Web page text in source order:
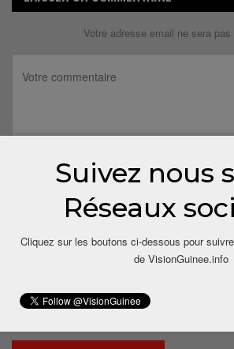
Votre adresse email ne sera pas
Save my name, email, and website in this
Suivez nous
Réseaux
Cliquez sur les boutons ci-dessous pour
de VisionGuinee.info